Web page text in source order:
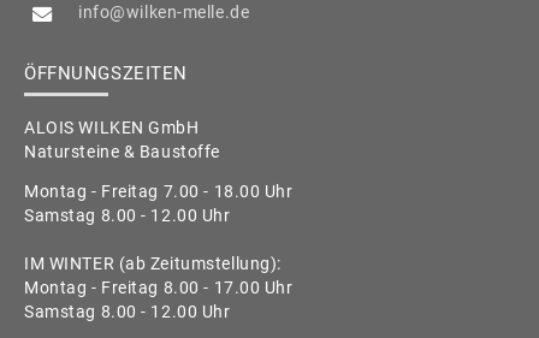
info@wilken-melle.de
ÖFFNUNGSZEITEN
ALOIS WILKEN GmbH
Natursteine & Baustoffe
Montag - Freitag 7.00 - 18.00 Uhr
Samstag 8.00 - 12.00 Uhr
IM WINTER (ab Zeitumstellung):
Montag - Freitag 8.00 - 17.00 Uhr
Samstag 8.00 - 12.00 Uhr